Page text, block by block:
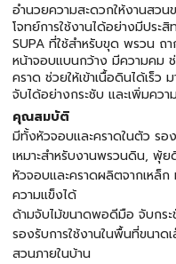
อำนวยความสะดวกให้งานสว
โจทย์การใช้งานได้อย่างมีปร
SUPA ที่ใช้สำหรับขุด พรวน
หน้าจอบแบนกว้าง มีความคม
คราด ช่วยให้เข้าเนื้อดินได้เร็
จับได้อย่างกระชับ และเพิ่มคว
คุณสมบัติ
มีทั้งหัวจอบและคราดในตัว รอ
เหมาะสำหรับงานพรวนดิน,
หัวจอบและคราดผลิตจากเหล็
ความแข็งได้
ด้ามจับไม้ขนาดพอดีมือ จับกระ
รองรับการใช้งานในพื้นที่ขนาด
สวนภายในบ้าน